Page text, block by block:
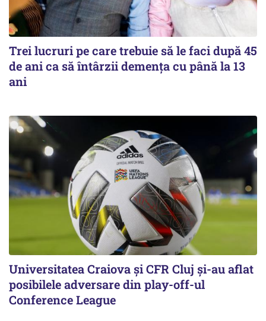
Trei lucruri pe care trebuie să le faci după 45
de ani ca să întârzii demența cu până la 13
ani
Universitatea Craiova și CFR Cluj și-au aflat
posibilele adversare din play-off-ul
Conference League